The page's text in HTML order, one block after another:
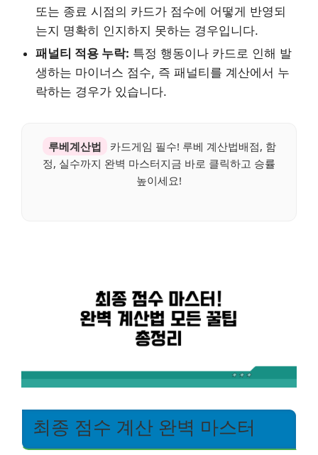
또는 종료 시점의 카드가 점수에 어떻게 반영되
는지 명확히 인지하지 못하는 경우입니다.
패널티 적용 누락: 특정 행동이나 카드로 인해 발
생하는 마이너스 점수, 즉 패널티를 계산에서 누
락하는 경우가 있습니다.
루베계산법
카드게임 필수! 루베 계산법배점, 함
정, 실수까지 완벽 마스터지금 바로 클릭하고 승률
높이세요!
최종 점수 계산 완벽 마스터